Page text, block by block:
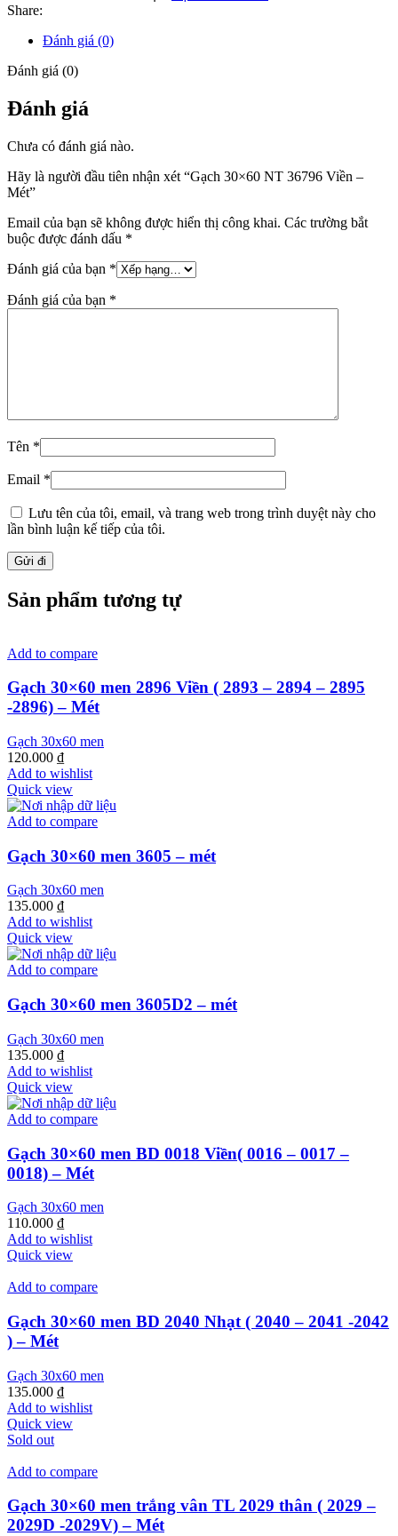
Share:
Đánh giá (0)
Đánh giá (0)
Đánh giá
Chưa có đánh giá nào.
Hãy là người đầu tiên nhận xét “Gạch 30×60 NT 36796 Viền –
Mét”
Email của bạn sẽ không được hiển thị công khai. Các trường bắt
buộc được đánh dấu *
Đánh giá của bạn *
Đánh giá của bạn *
Tên *
Email *
Lưu tên của tôi, email, và trang web trong trình duyệt này cho
lần bình luận kế tiếp của tôi.
Sản phẩm tương tự
Add to compare
Gạch 30×60 men 2896 Viền ( 2893 – 2894 – 2895
-2896) – Mét
Gạch 30x60 men
120.000 ₫
Add to wishlist
Quick view
Add to compare
Gạch 30×60 men 3605 – mét
Gạch 30x60 men
135.000 ₫
Add to wishlist
Quick view
Add to compare
Gạch 30×60 men 3605D2 – mét
Gạch 30x60 men
135.000 ₫
Add to wishlist
Quick view
Add to compare
Gạch 30×60 men BD 0018 Viền( 0016 – 0017 –
0018) – Mét
Gạch 30x60 men
110.000 ₫
Add to wishlist
Quick view
Add to compare
Gạch 30×60 men BD 2040 Nhạt ( 2040 – 2041 -2042
) – Mét
Gạch 30x60 men
135.000 ₫
Add to wishlist
Quick view
Sold out
Add to compare
Gạch 30×60 men trắng vân TL 2029 thân ( 2029 –
2029D -2029V) – Mét